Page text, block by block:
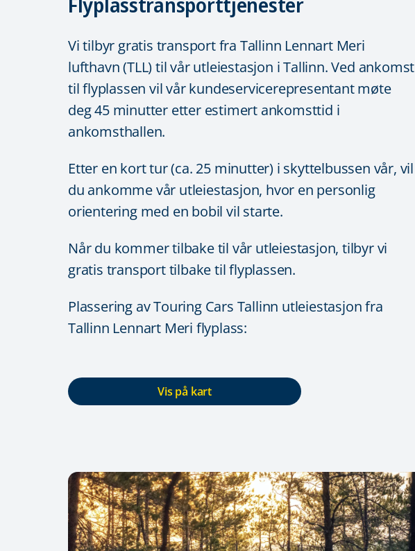
Vi tilbyr gratis transport fra Tallinn Lennart Meri
lufthavn (TLL) til vår utleiestasjon i Tallinn. Ved ankomst
til flyplassen vil vår kundeservicerepresentant møte
deg 45 minutter etter estimert ankomsttid i
ankomsthallen.
Etter en kort tur (ca. 25 minutter) i skyttelbussen vår, vil
du ankomme vår utleiestasjon, hvor en personlig
orientering med en bobil vil starte.
Når du kommer tilbake til vår utleiestasjon, tilbyr vi
gratis transport tilbake til flyplassen.
Plassering av Touring Cars Tallinn utleiestasjon fra
Tallinn Lennart Meri flyplass:
Vis på kart